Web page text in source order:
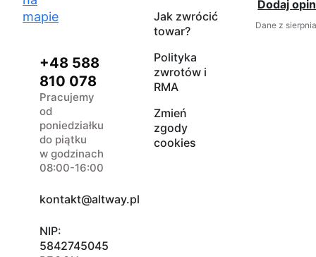
mapie
+48 588
810 078
Pracujemy
od
poniedziałku
do piątku
w godzinach
08:00-16:00
kontakt@altway.pl
NIP:
5842745045
Jak zwrócić
towar?
Polityka
zwrotów i
RMA
Zmień
zgody
cookies
Dodaj
Dane z